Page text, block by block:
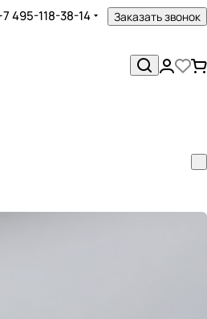
495-118-38-14 Заказать звонок